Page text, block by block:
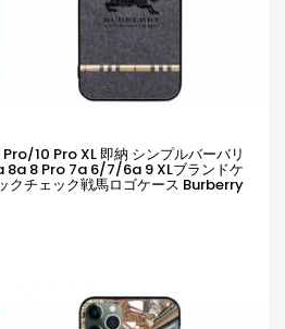
10 Pro XL 即納 シンプルバーバリ
8a 8 Pro 7a 6/7/6a 9 XLブランドケ
クチェック戦馬ロゴケース Burberry
1vii 10vii ギャラクシーa55 A54 A36
6 ケース革製ファッション潮流男女